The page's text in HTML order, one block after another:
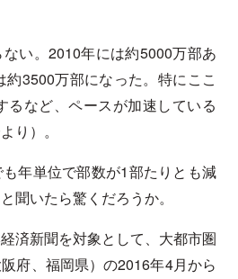
い。2010年には約5000万部あ
約3500万部になった。特にここ
るなど、ペースが加速している
り）。
年単位で部数が1部たりとも減
聞いたら驚くだろうか。
済新聞を対象として、大都市圏
阪府、福岡県）の2016年4月から